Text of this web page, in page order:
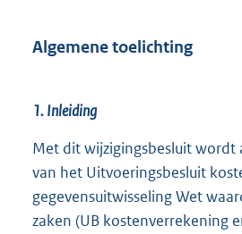
Algemene toelichting
1. Inleiding
Met dit wijzigingsbesluit wordt
van het Uitvoeringsbesluit
gegevensuitwisseling Wet
zaken (UB kostenverrekening